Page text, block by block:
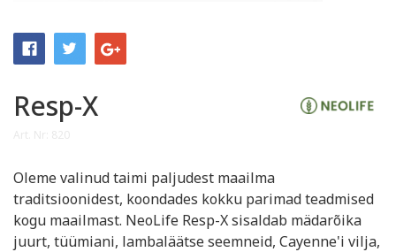
Resp-X
Oleme valinud taimi paljudest maailma
traditsioonidest, koondades kokku parimad teadmised
kogu maailmast. NeoLife Resp-X sisaldab mädarõika
juurt, tüümiani, lambaläätse seemneid, Cayenne'i vilja,